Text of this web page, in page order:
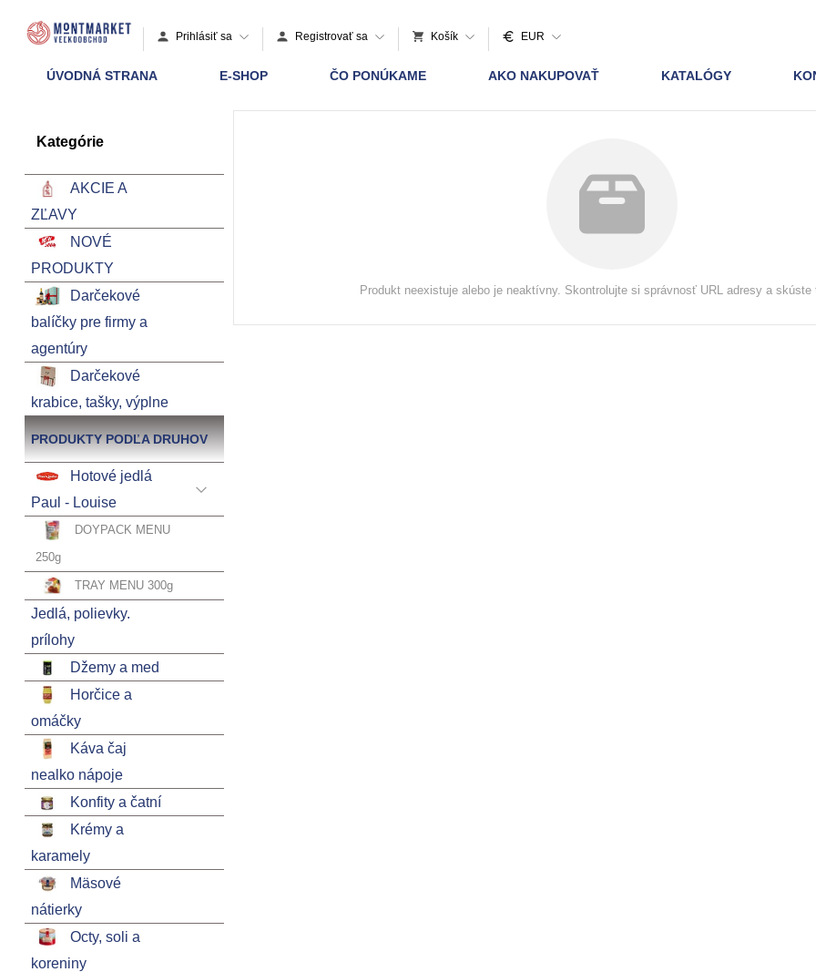
Prihlásiť sa Registrovať sa Košík EUR
ÚVODNÁ STRANA E-SHOP ČO PONÚKAME AKO NAKUPOVAŤ KATALÓGY
Kategórie
AKCIE A
ZĽAVY
NOVÉ
PRODUKTY
Darčekové
balíčky pre firmy a
agentúry
Darčekové
krabice, tašky, výplne
PRODUKTY PODĽA DRUHOV
Hotové jedlá
Paul - Louise
DOYPACK MENU
250g
TRAY MENU 300g
Jedlá, polievky.
prílohy
Džemy a med
Horčice a
omáčky
Káva čaj
nealko nápoje
Konfity a čatní
Krémy a
karamely
Mäsové
nátierky
Octy, soli a
koreniny
Produkt neexistuje alebo je neaktívny. Skontrolujte si správnosť URL adresy a skúste